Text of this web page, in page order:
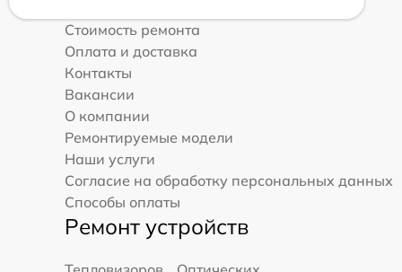
Стоимость ремонта
Оплата и доставка
Контакты
Вакансии
О компании
Ремонтируемые модели
Наши услуги
Согласие на обработку персональных данных
Способы оплаты
Ремонт устройств